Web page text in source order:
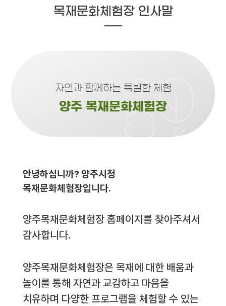
목재문화체험장 인사말
자연과 함께하는 특별한 체험
양주 목재문화체험장
안녕하십니까? 양주시청
목재문화체험장입니다.
양주목재문화체험장 홈페이지를 찾아주셔서
감사합니다.
양주목재문화체험장은 목재에 대한 배움과
놀이를 통해 자연과 교감하고 마음을
치유하며 다양한 프로그램을 체험할 수 있는